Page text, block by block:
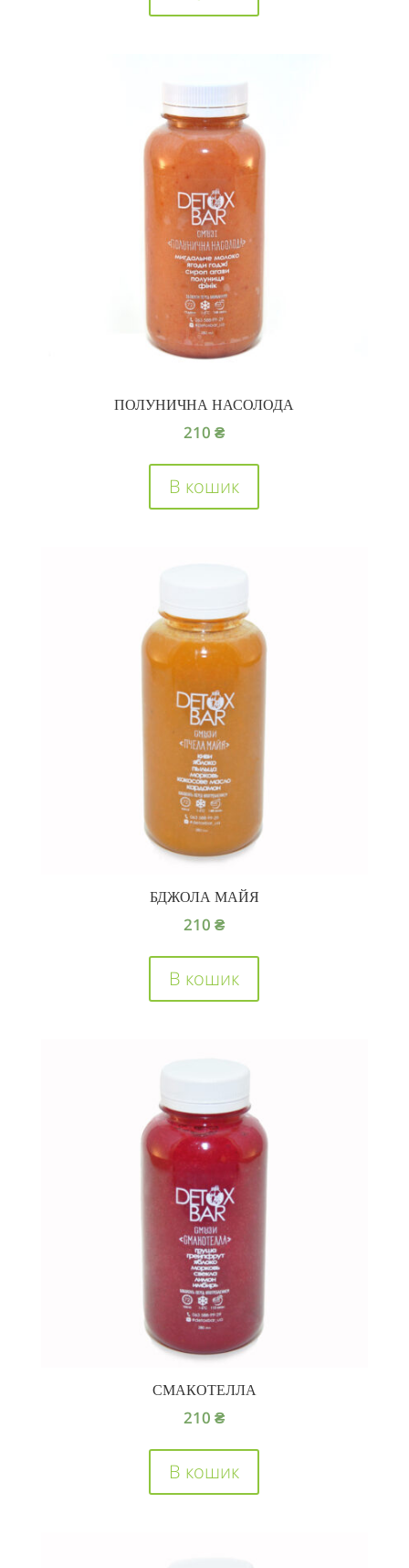
ПОЛУНИЧНА НАСОЛОДА
210₴
В кошик
БДЖОЛА МАЙЯ
210₴
В кошик
СМАКОТЕЛЛА
210₴
В кошик